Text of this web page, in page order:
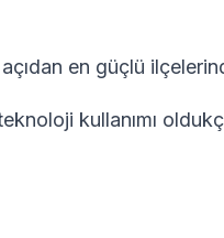
en güçlü
kullanımı